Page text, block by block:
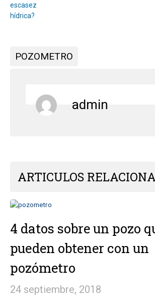
escasez
hídrica?
POZOMETRO
admin
ARTICULOS
4 datos sobre un pozo
pueden obtener con un
pozómetro
24 septiembre, 2018